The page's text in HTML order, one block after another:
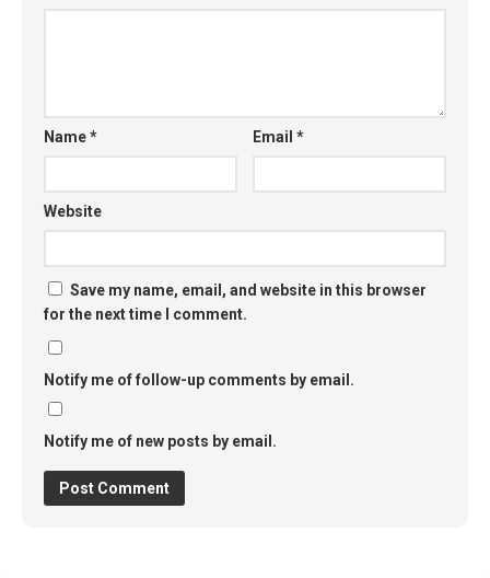
Name* Email*
Website
Save my name, email, and website in this browser
for the next time I comment.
Notify me of follow-up comments by email.
Notify me of new posts by email.